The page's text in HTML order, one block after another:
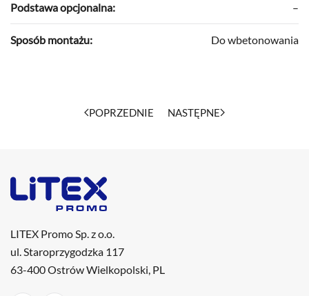
Podstawa opcjonalna: –
Sposób montażu: Do wbetonowania
POPRZEDNIE NASTĘPNE
LITEX Promo Sp. z o.o.
ul. Staroprzygodzka 117
63-400 Ostrów Wielkopolski, PL